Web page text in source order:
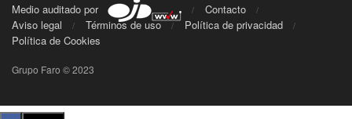
Medio auditado por
Contacto
Aviso legal
Términos de uso
Política de privacidad
Política de Cookies
Grupo Faro © 2023